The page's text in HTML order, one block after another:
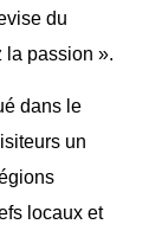
du
la passion ».
dans le
un
locaux et